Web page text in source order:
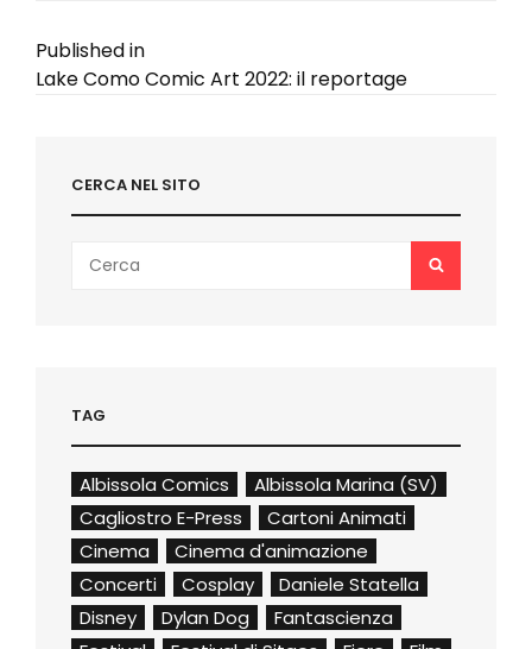
Navigazione
Published in
Lake Como Comic Art 2022: il reportage
CERCA NEL SITO
for:
SEARCH
TAG
Albissola Comics
Albissola Marina (SV)
Cagliostro E-Press
Cartoni Animati
Cinema
Cinema d'animazione
Concerti
Cosplay
Daniele Statella
Disney
Dylan Dog
Fantascienza